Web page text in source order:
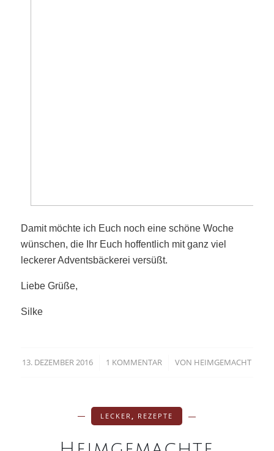
Damit möchte ich Euch noch eine schöne Woche
wünschen, die Ihr Euch hoffentlich mit ganz viel
leckerer Adventsbäckerei versüßt.
Liebe Grüße,
Silke
13. DEZEMBER 2016
/ 1 KOMMENTAR
/ VON HEIMGEMACHT
LECKER, REZEPTE